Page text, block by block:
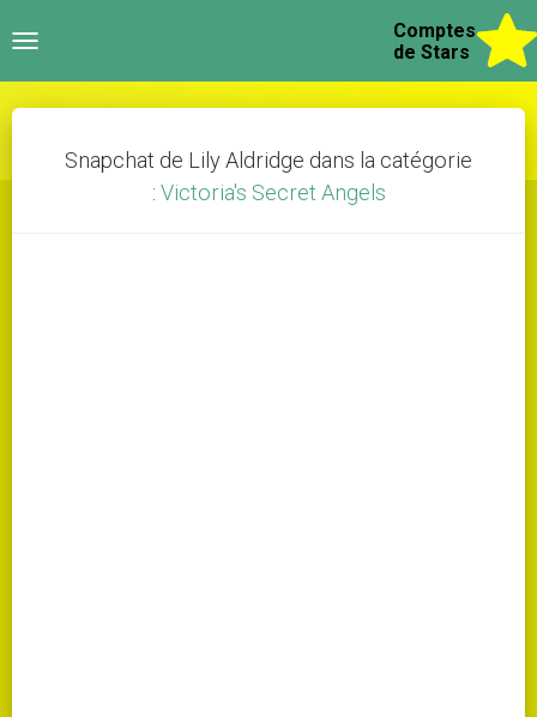
Toggle
Comptes
de Stars
Snapchat de Lily Aldridge dans la catégorie
: Victoria's Secret Angels